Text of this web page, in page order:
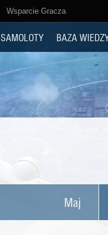
Wsparcie Gracza
SAMOLOTY BAZA
Maj